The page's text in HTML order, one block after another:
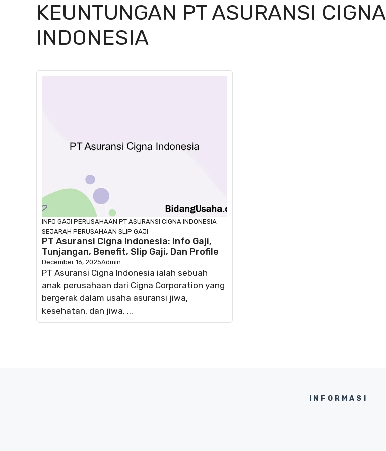
KEUNTUNGAN PT ASURANSI CIGNA
INDONESIA
INFO GAJI PERUSAHAAN PT ASURANSI CIGNA INDONESIA
SEJARAH PERUSAHAAN SLIP GAJI
PT Asuransi Cigna Indonesia: Info Gaji,
Tunjangan, Benefit, Slip Gaji, Dan Profile
December 16, 2025Admin
PT Asuransi Cigna Indonesia ialah sebuah
anak perusahaan dari Cigna Corporation yang
bergerak dalam usaha asuransi jiwa,
kesehatan, dan jiwa. ...
INFORMASI